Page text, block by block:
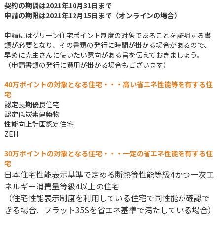
契約の期間は2021年10月31日まで
申請の期限は2021年12月15日まで（オンラインの場合）
申請にはグリーン住宅ポイント制度の対象であることを証明する書
類が必要となり、その書類の発行に時間が掛かる場合があるので、
早めに売主さんに使いたい意向がある旨を伝えておきましょう。
（申請書類の発行に費用が掛かる場合もございます）
40万ポイントの対象となる住宅・・・高い省エネ性能等を有する住
宅
認定長期優良住宅
認定低炭素建築物
性能向上計画認定住宅
ZEH
30万ポイントの対象となる住宅・・・一定の省エネ性能を有する住
宅
日本住宅性能表示基準で定める断熱等性能等級4かつ一次エ
ネルギー消費量等級4以上の住宅
（住宅性能表示制度を利用している住宅で同性能が確認で
きる場合、フラット35Sを省エネ基準で満たしている場合）